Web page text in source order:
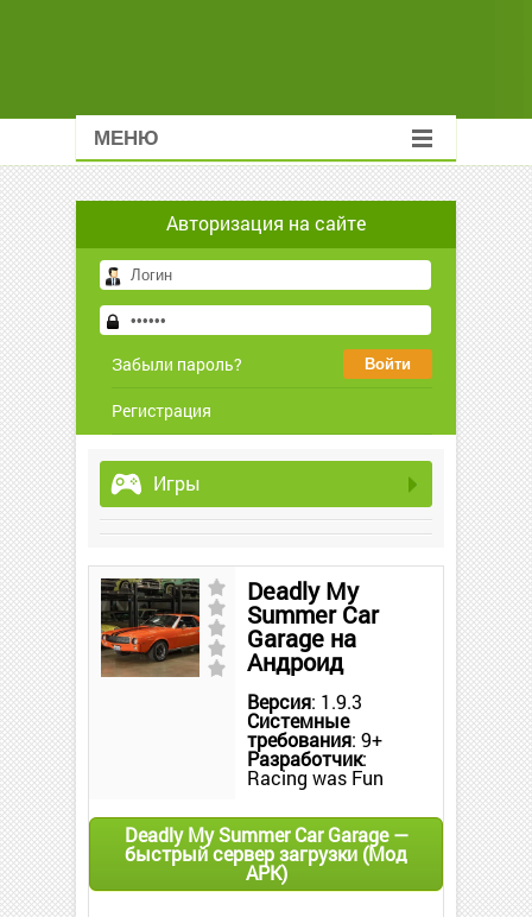
МЕНЮ
Авторизация на сайте
Забыли пароль?
Регистрация
Игры
Deadly My
Summer Car
Garage на
Андроид
Версия: 1.9.3
Системные
требования: 9+
Разработчик:
Racing was Fun
Deadly My Summer Car Garage —
быстрый сервер загрузки (Мод
APK)